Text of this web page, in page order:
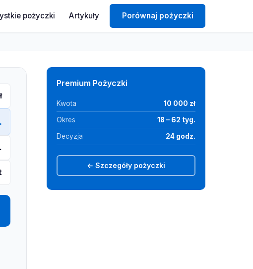
pożyczki Artykuły Porównaj pożyczki
Premium Pożyczki
Kwota 10 000 zł
Okres 18 – 62 tyg.
Decyzja 24 godz.
← Szczegóły pożyczki